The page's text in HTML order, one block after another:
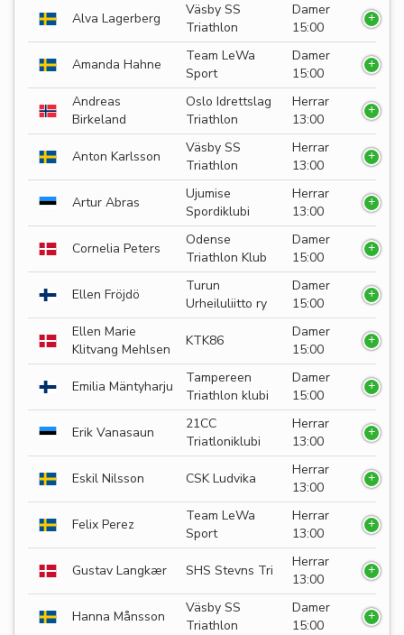
Alva Lagerberg
Väsby SS
Triathlon
Damer
15:00
Amanda Hahne
Team LeWa
Sport
Damer
15:00
Andreas
Birkeland
Oslo Idrettslag
Triathlon
Herrar
13:00
Anton Karlsson
Väsby SS
Triathlon
Herrar
13:00
Artur Abras
Ujumise
Spordiklubi
Herrar
13:00
Cornelia Peters
Odense
Triathlon Klub
Damer
15:00
Ellen Fröjdö
Turun
Urheiluliitto ry
Damer
15:00
Ellen Marie
Klitvang Mehlsen
KTK86
Damer
15:00
Emilia Mäntyharju
Tampereen
Triathlon klubi
Damer
15:00
Erik Vanasaun
21CC
Triatloniklubi
Herrar
13:00
Eskil Nilsson CSK Ludvika
Herrar
13:00
Felix Perez
Team LeWa
Sport
Herrar
13:00
Gustav Langkær SHS Stevns Tri
Herrar
13:00
Hanna Månsson
Väsby SS
Triathlon
Damer
15:00